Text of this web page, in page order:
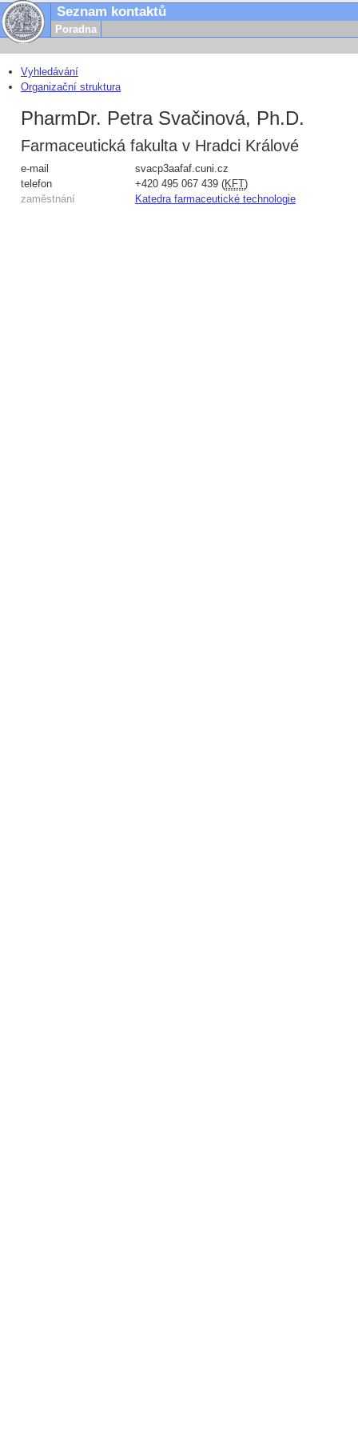
Seznam kontaktů
Poradna
Vyhledávání
Organizační struktura
PharmDr. Petra Svačinová, Ph.D.
Farmaceutická fakulta v Hradci Králové
e-mail svacp3aafaf.cuni.cz
telefon
+420 495 067 439 (KFT)
zaměstnání
Katedra farmaceutické technologie